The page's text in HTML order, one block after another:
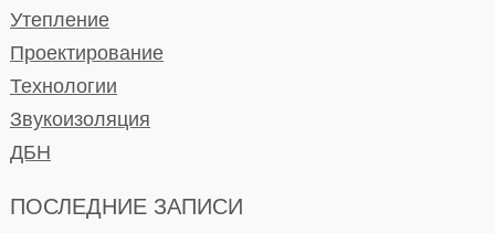
Утепление
Проектирование
Технологии
Звукоизоляция
ДБН
ПОСЛЕДНИЕ ЗАПИСИ